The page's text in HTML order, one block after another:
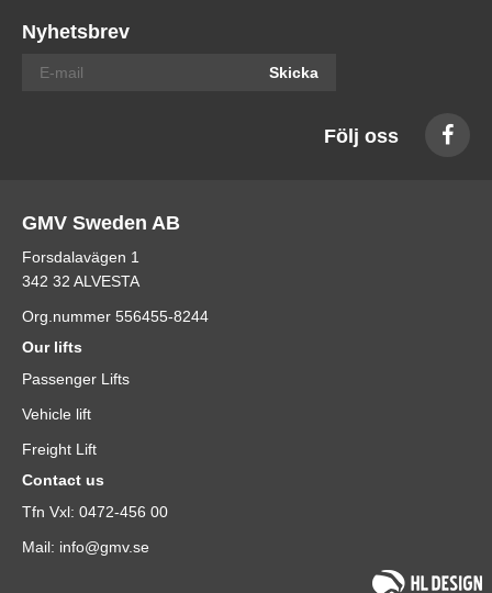
Nyhetsbrev
Skicka
Följ oss
GMV Sweden AB
Forsdalavägen 1
342 32 ALVESTA
Org.nummer 556455-8244
Our lifts
Passenger Lifts
Vehicle lift
Freight Lift
Contact us
Tfn Vxl: 0472-456 00
Mail: info@gmv.se